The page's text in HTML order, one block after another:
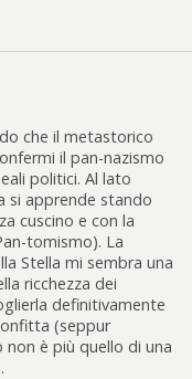
che il metastorico
il pan-nazismo
politici. Al lato
si apprende stando
cuscino e con la
tomismo). La
Stella mi sembra una
ricchezza dei
definitivamente
(seppur
è più quello di una